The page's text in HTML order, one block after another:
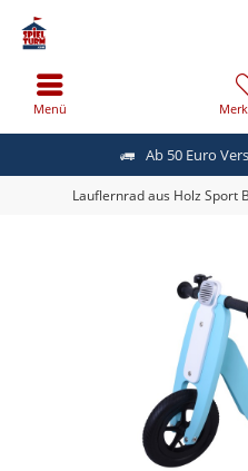
Ab 50 Euro
Menü
Lauflernrad aus Holz Sport